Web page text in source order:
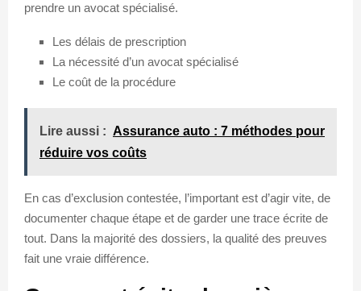
prendre un avocat spécialisé.
Les délais de prescription
La nécessité d’un avocat spécialisé
Le coût de la procédure
Lire aussi : Assurance auto : 7 méthodes pour
réduire vos coûts
En cas d’exclusion contestée, l’important est d’agir vite, de
documenter chaque étape et de garder une trace écrite de
tout. Dans la majorité des dossiers, la qualité des preuves
fait une vraie différence.